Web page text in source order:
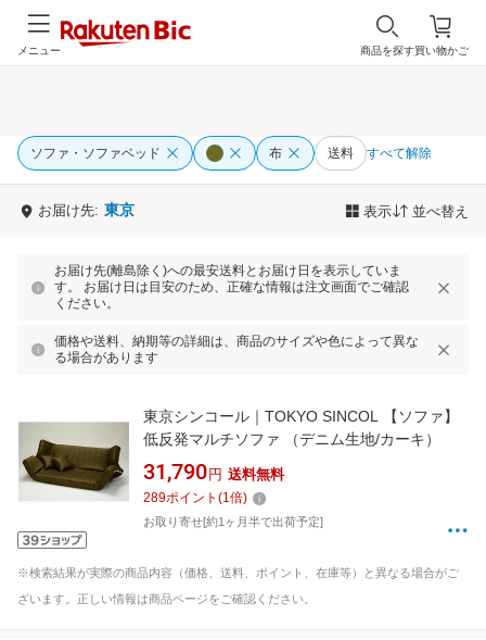
買い物かご
商品を探す
メニュー
ソファ・ソファベッド 布 送料 すべて解除
お届け先: 東京 表示 並べ替え
お届け先(離島除く)への最安送料とお届け日を表示していま
す。 お届け日は目安のため、正確な情報は注文画面でご確認
ください。
価格や送料、納期等の詳細は、商品のサイズや色によって異な
る場合があります
東京シンコール｜TOKYO SINCOL 【ソファ】
低反発マルチソファ （デニム生地/カーキ）
31,790 円 送料無料
289ポイント (1倍)
お取り寄せ[約1ヶ月半で出荷予定]
※検索結果が実際の商品内容（価格、送料、ポイント、在庫等）と異なる場合がご
ざいます。正しい情報は商品ページをご確認ください。